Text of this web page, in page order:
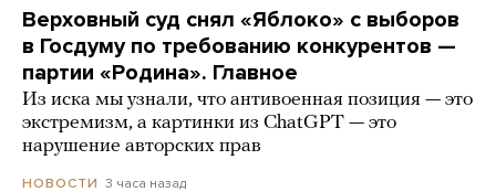
Верховный суд снял «Яблоко» с выборов
в Госдуму по требованию конкурентов —
партии «Родина». Главное
Из иска мы узнали, что антивоенная позиция — это
экстремизм, а картинки из СhatGPT — это
нарушение авторских прав
НОВОСТИ 3 часа назад